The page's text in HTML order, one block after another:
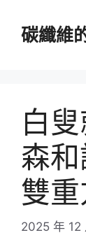
碳纖維
白
森
雙
2025 年 12